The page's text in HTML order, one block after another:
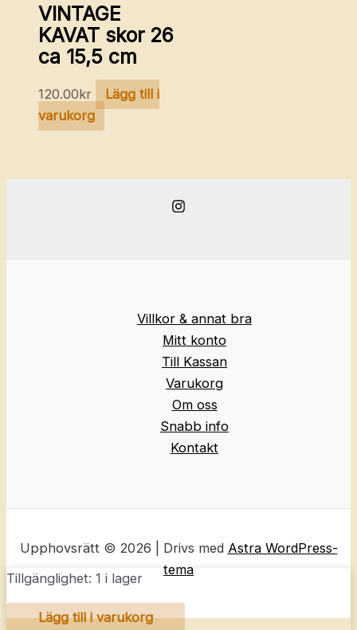
VINTAGE
KAVAT skor 26
ca 15,5 cm
120.00kr
Lägg till i
varukorg
Villkor & annat bra
Mitt konto
Till Kassan
Varukorg
Om oss
Snabb info
Kontakt
Upphovsrätt © 2026 | Drivs med Astra WordPress-
tema
Tillgänglighet: 1 i lager
Lägg till i varukorg